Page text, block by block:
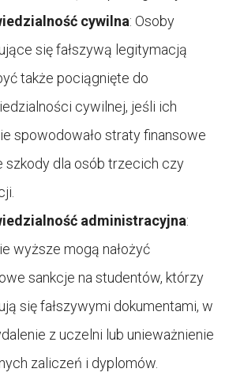
cywilna: Osoby
się fałszywą legitymacją
także pociągnięte do
cywilnej, jeśli ich
spowodowało straty finansowe
szkody dla osób trzecich czy
administracyjna:
wyższe mogą nałożyć
sankcje na studentów, którzy
się fałszywymi dokumentami, w
z uczelni lub unieważnienie
zaliczeń i dyplomów.